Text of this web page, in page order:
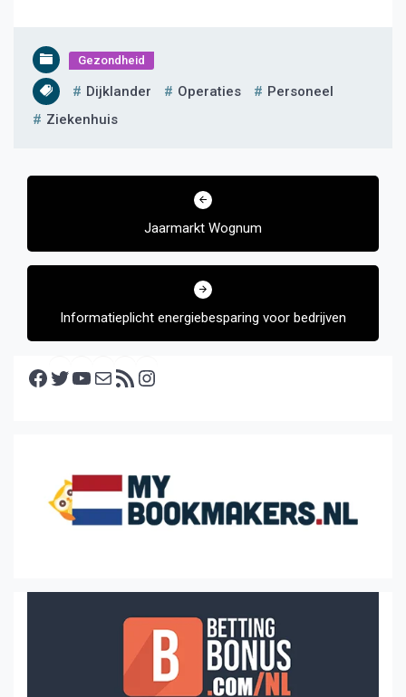
Gezondheid
Dijklander Operaties
Personeel
Ziekenhuis
Bericht
Jaarmarkt Wognum
Informatieplicht energiebesparing voor bedrijven
Facebook Twitter YouTube E-mail RSS feed